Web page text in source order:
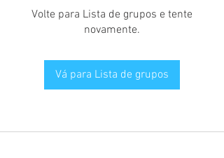
Volte para Lista de grupos e tente
novamente.
Vá para Lista de grupos